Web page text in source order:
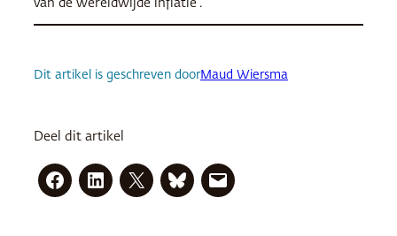
van de wereldwijde inflatie’.
Dit artikel is geschreven doorMaud Wiersma
Deel dit artikel